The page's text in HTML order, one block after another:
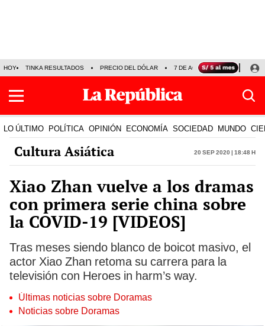
HOY TINKA RESULTADOS PRECIO DEL DÓLAR 7 DE AGOSTO OLLANTA
LO ÚLTIMO POLÍTICA OPINIÓN ECONOMÍA SOCIEDAD MUNDO
Cultura Asiática 20 Sep 2020 | 18:48 h
Xiao Zhan vuelve a los dramas
con primera serie china sobre
la COVID-19 [VIDEOS]
Tras meses siendo blanco de boicot masivo, el
actor Xiao Zhan retoma su carrera para la
televisión con Heroes in harm’s way.
Últimas noticias sobre Doramas
Noticias sobre Doramas